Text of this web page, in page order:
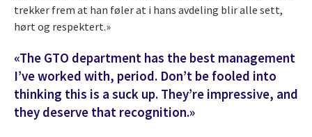
trekker frem at han føler at i hans avdeling blir alle sett,
hørt og respektert.»
«The GTO department has the best management
I’ve worked with, period. Don’t be fooled into
thinking this is a suck up. They’re impressive, and
they deserve that recognition.»